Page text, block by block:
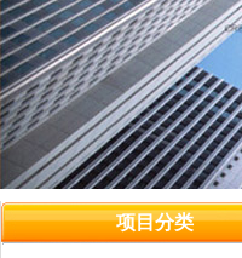
项目分类